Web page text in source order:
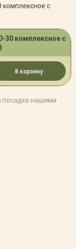
комплексное с
30 комплексное с
В корзину
посадке нашими